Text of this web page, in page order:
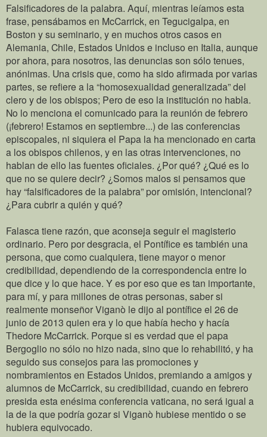
Falsificadores de la palabra. Aquí, mientras leíamos esta
frase, pensábamos en McCarrick, en Tegucigalpa, en
Boston y su seminario, y en muchos otros casos en
Alemania, Chile, Estados Unidos e incluso en Italia, aunque
por ahora, para nosotros, las denuncias son sólo tenues,
anónimas. Una crisis que, como ha sido afirmada por varias
partes, se refiere a la “homosexualidad generalizada” del
clero y de los obispos; Pero de eso la institución no habla.
No lo menciona el comunicado para la reunión de febrero
(¡febrero! Estamos en septiembre...) de las conferencias
episcopales, ni siquiera el Papa la ha mencionado en carta
a los obispos chilenos, y en las otras intervenciones, no
hablan de ello las fuentes oficiales. ¿Por qué? ¿Qué es lo
que no se quiere decir? ¿Somos malos si pensamos que
hay “falsificadores de la palabra” por omisión, intencional?
¿Para cubrir a quién y qué?
Falasca tiene razón, que aconseja seguir el magisterio
ordinario. Pero por desgracia, el Pontífice es también una
persona, que como cualquiera, tiene mayor o menor
credibilidad, dependiendo de la correspondencia entre lo
que dice y lo que hace. Y es por eso que es tan importante,
para mí, y para millones de otras personas, saber si
realmente monseñor Viganò le dijo al pontífice el 26 de
junio de 2013 quien era y lo que había hecho y hacía
Thedore McCarrick. Porque si es verdad que el papa
Bergoglio no sólo no hizo nada, sino que lo rehabilitó, y ha
seguido sus consejos para las promociones y
nombramientos en Estados Unidos, premiando a amigos y
alumnos de McCarrick, su credibilidad, cuando en febrero
presida esta enésima conferencia vaticana, no será igual a
la de la que podría gozar si Viganò hubiese mentido o se
hubiera equivocado.